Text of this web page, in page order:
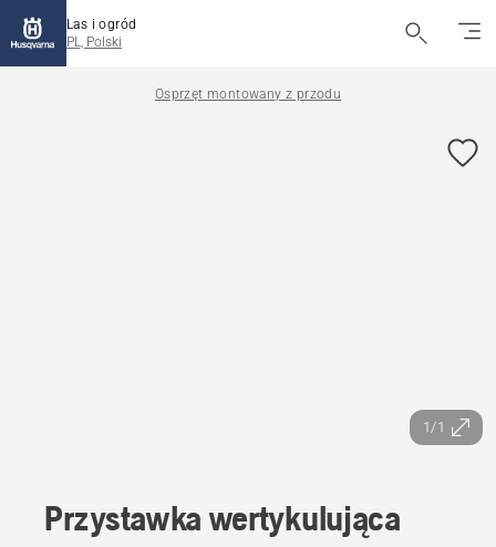
Las i ogród
PL, Polski
Osprzęt montowany z przodu
1/1
Przystawka wertykulująca